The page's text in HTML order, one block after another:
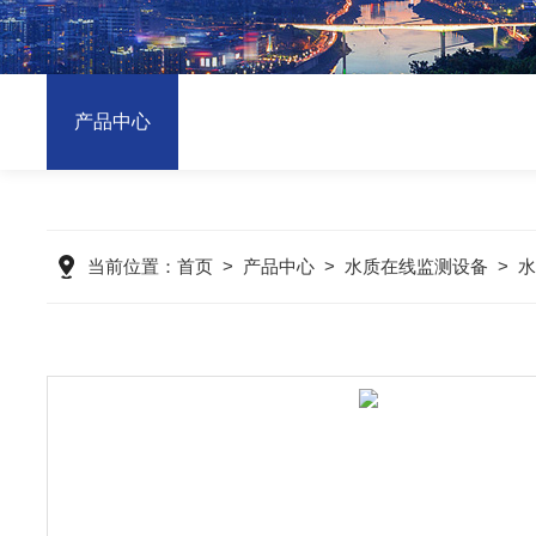
产品中心
当前位置： 首页 > 产品中心 > 水质在线监测设备 >